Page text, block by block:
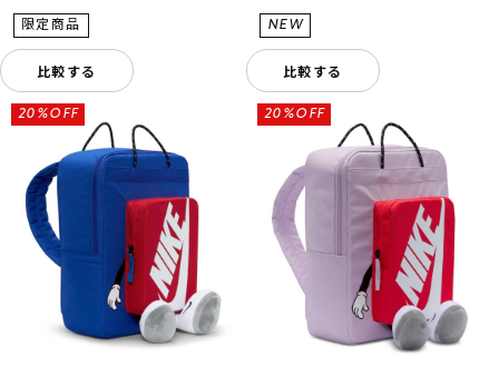
比較する 比較する
20%OFF 20%OFF